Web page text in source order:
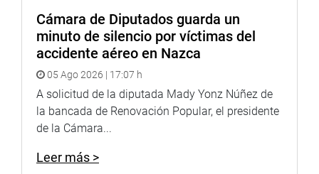
Cámara de Diputados guarda un
minuto de silencio por víctimas del
accidente aéreo en Nazca
05 Ago 2026 | 17:07 h
A solicitud de la diputada Mady Yonz Núñez de
la bancada de Renovación Popular, el presidente
de la Cámara...
Leer más >